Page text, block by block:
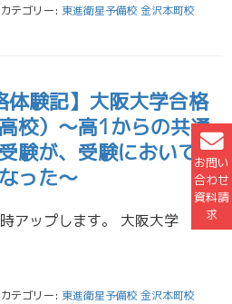
お問い
合わせ
資料請
求
カテゴリー: 東進衛星予備校 金沢本町校
体験記】大阪大学合格
校）～高1からの共通
験が、受験においてと
った～
合格体験記を随時アップします。 大阪大学 工学部 合格 Sくん 金沢泉丘高校 役立ったかはわかりませんが、私がした勉強法は、質を重視した勉強をしました。おそらく、私の勉強量は同じ高校の生徒の中で下から数えた方が早いです […]
カテゴリー: 東進衛星予備校 金沢本町校